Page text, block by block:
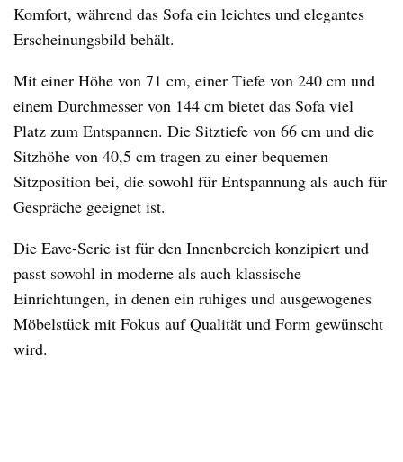
Komfort, während das Sofa ein leichtes und elegantes
Erscheinungsbild behält.
Mit einer Höhe von 71 cm, einer Tiefe von 240 cm und
einem Durchmesser von 144 cm bietet das Sofa viel
Platz zum Entspannen. Die Sitztiefe von 66 cm und die
Sitzhöhe von 40,5 cm tragen zu einer bequemen
Sitzposition bei, die sowohl für Entspannung als auch für
Gespräche geeignet ist.
Die Eave-Serie ist für den Innenbereich konzipiert und
passt sowohl in moderne als auch klassische
Einrichtungen, in denen ein ruhiges und ausgewogenes
Möbelstück mit Fokus auf Qualität und Form gewünscht
wird.